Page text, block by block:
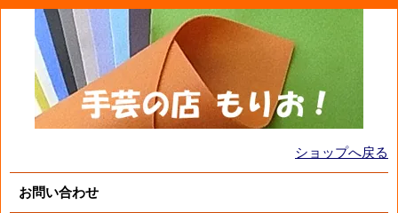
ショップへ戻る
お問い合わせ